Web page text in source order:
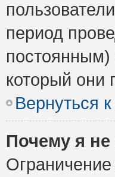
период
постоянным)
который они
Вернуться
Почему я
Ограничение